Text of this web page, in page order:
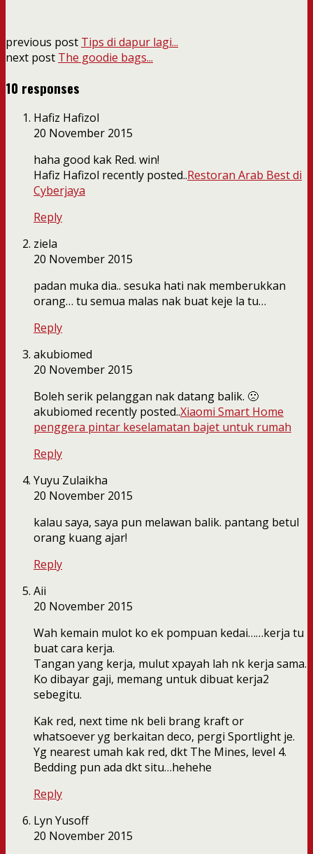
previous post Tips di dapur lagi...
next post The goodie bags...
10 responses
Hafiz Hafizol
20 November 2015
haha good kak Red. win!
Hafiz Hafizol recently posted..Restoran Arab Best di
Cyberjaya
Reply
ziela
20 November 2015
padan muka dia.. sesuka hati nak memberukkan
orang… tu semua malas nak buat keje la tu…
Reply
akubiomed
20 November 2015
Boleh serik pelanggan nak datang balik. 🙁
akubiomed recently posted..Xiaomi Smart Home
penggera pintar keselamatan bajet untuk rumah
Reply
Yuyu Zulaikha
20 November 2015
kalau saya, saya pun melawan balik. pantang betul
orang kuang ajar!
Reply
Aii
20 November 2015
Wah kemain mulot ko ek pompuan kedai……kerja tu
buat cara kerja.
Tangan yang kerja, mulut xpayah lah nk kerja sama.
Ko dibayar gaji, memang untuk dibuat kerja2
sebegitu.
Kak red, next time nk beli brang kraft or
whatsoever yg berkaitan deco, pergi Sportlight je.
Yg nearest umah kak red, dkt The Mines, level 4.
Bedding pun ada dkt situ…hehehe
Reply
Lyn Yusoff
20 November 2015